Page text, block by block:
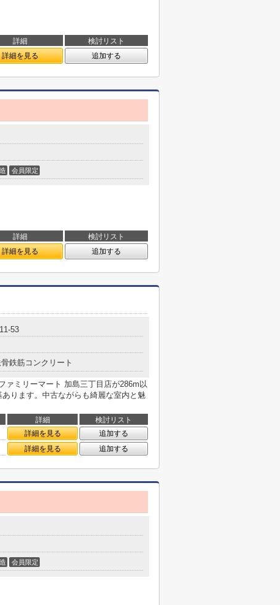
詳細 検討リスト
詳細を見る 追加する
会員限定
詳細 検討リスト
詳細を見る 追加する
53
鉄筋コンクリート
ァミリーマート 加島三丁目店が286m以
ります。中古ながらも綺麗な室内と魅
詳細
検討リスト
詳細を見る
追加する
詳細を見る 追加する
会員限定